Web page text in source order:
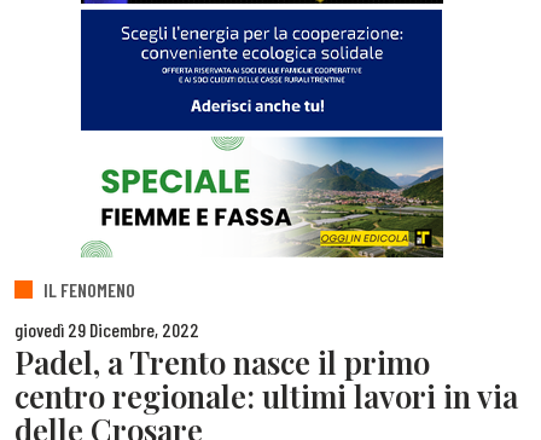
IL FENOMENO
giovedì 29 Dicembre, 2022
Padel, a Trento nasce il primo
centro regionale: ultimi lavori in via
delle Crosare